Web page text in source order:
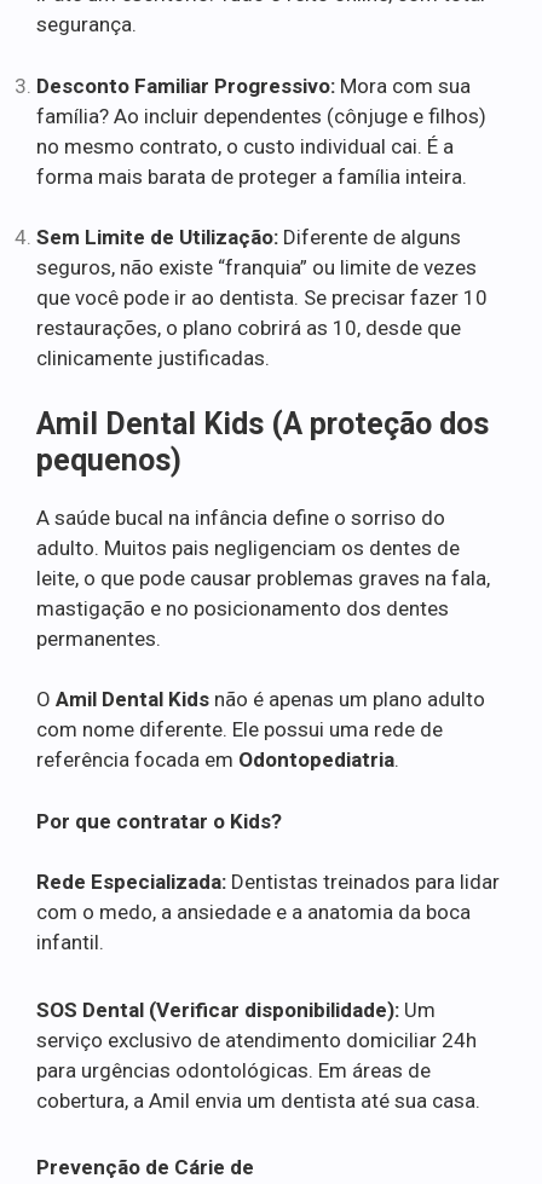
segurança.
Desconto Familiar Progressivo: Mora com sua
família? Ao incluir dependentes (cônjuge e filhos)
no mesmo contrato, o custo individual cai. É a
forma mais barata de proteger a família inteira.
Sem Limite de Utilização: Diferente de alguns
seguros, não existe “franquia” ou limite de vezes
que você pode ir ao dentista. Se precisar fazer 10
restaurações, o plano cobrirá as 10, desde que
clinicamente justificadas.
Amil Dental Kids (A proteção dos
pequenos)
A saúde bucal na infância define o sorriso do
adulto. Muitos pais negligenciam os dentes de
leite, o que pode causar problemas graves na fala,
mastigação e no posicionamento dos dentes
permanentes.
O Amil Dental Kids não é apenas um plano adulto
com nome diferente. Ele possui uma rede de
referência focada em Odontopediatria.
Por que contratar o Kids?
Rede Especializada: Dentistas treinados para lidar
com o medo, a ansiedade e a anatomia da boca
infantil.
SOS Dental (Verificar disponibilidade): Um
serviço exclusivo de atendimento domiciliar 24h
para urgências odontológicas. Em áreas de
cobertura, a Amil envia um dentista até sua casa.
Prevenção de Cárie de